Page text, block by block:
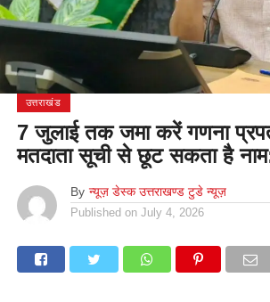
उत्तराखंड
7 जुलाई तक जमा करें गणना
मतदाता सूची से छूट सकता है
By न्यूज़ डेस्क उत्तराखण्ड टुडे न्यूज़
Published on July 4, 2026